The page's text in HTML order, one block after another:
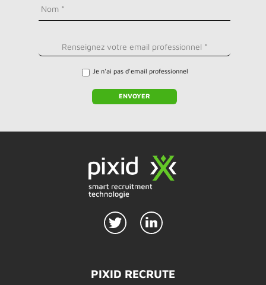
Je n'ai pas d'email professionnel
ENVOYER
PIXID RECRUTE